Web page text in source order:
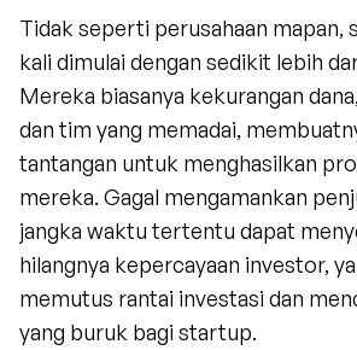
Tidak seperti perusahaan mapan,
kali dimulai dengan sedikit lebih
Mereka biasanya kekurangan
dan tim yang memadai,
tantangan untuk menghasilkan
mereka. Gagal mengamankan
jangka waktu tertentu dapat
hilangnya kepercayaan investor,
memutus rantai investasi dan
yang buruk bagi startup.